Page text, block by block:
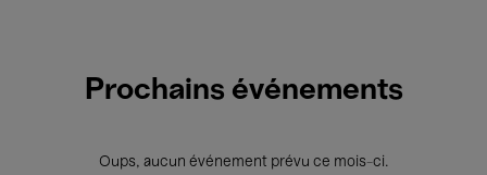
Prochains événements
Oups, aucun événement prévu ce mois-ci.